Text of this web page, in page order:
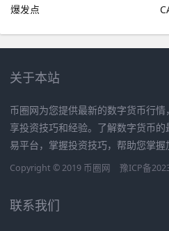
爆发点
关于本站
币圈网为您提供最新的数字货币行
享投资技巧和经验。了解数字货币
易平台，掌握投资技巧，帮助您掌握
Copyright © 2019 币圈网 豫ICP备
联系我们